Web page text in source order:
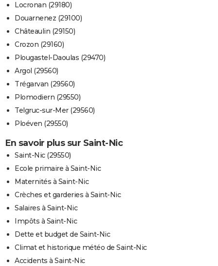
Locronan (29180)
Douarnenez (29100)
Châteaulin (29150)
Crozon (29160)
Plougastel-Daoulas (29470)
Argol (29560)
Trégarvan (29560)
Plomodiern (29550)
Telgruc-sur-Mer (29560)
Ploéven (29550)
En savoir plus sur Saint-Nic
Saint-Nic (29550)
Ecole primaire à Saint-Nic
Maternités à Saint-Nic
Crèches et garderies à Saint-Nic
Salaires à Saint-Nic
Impôts à Saint-Nic
Dette et budget de Saint-Nic
Climat et historique météo de Saint-Nic
Accidents à Saint-Nic